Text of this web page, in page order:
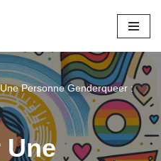
Personne Genderqueer :